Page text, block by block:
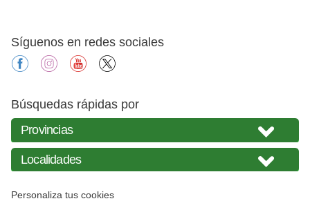
Síguenos en redes sociales
facebookinstagramyoutube
Búsquedas rápidas por
Personaliza tus cookies